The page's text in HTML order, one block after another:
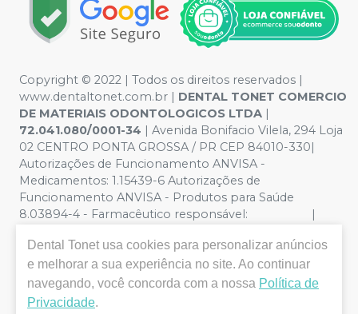
Copyright © 2022 | Todos os direitos reservados |
www.dentaltonet.com.br | DENTAL TONET COMERCIO
DE MATERIAIS ODONTOLOGICOS LTDA |
72.041.080/0001-34 | Avenida Bonifacio Vilela, 294 Loja
02 CENTRO PONTA GROSSA / PR CEP 84010-330|
Autorizações de Funcionamento ANVISA -
Medicamentos: 1.15439-6 Autorizações de
Funcionamento ANVISA - Produtos para Saúde
8.03894-4 - Farmacêutico responsável: |
ilustrativas - Os preços e condições da loja virtual estão
sujeitos a alterações. Em caso de divergência de preços
no site, o valor válido é o do Carrinho de Compra. Não
vendemos por atacado, por isso nos reservamos o
Dental Tonet usa cookies para personalizar anúncios
e melhorar a sua experiência no site. Ao continuar
navegando, você concorda com a nossa Política de
Privacidade.